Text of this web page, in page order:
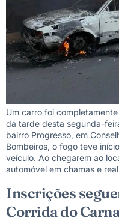
Um carro foi
da tarde desta segunda-
bairro Progresso, em
Bombeiros, o fogo teve
veículo. Ao chegarem ao
automóvel em chamas e
Inscrições
Corrida do